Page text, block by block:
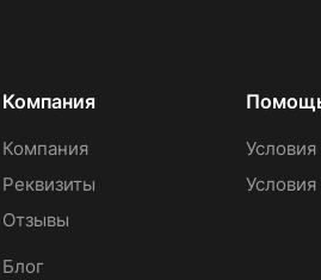
Компания
Компания
Реквизиты
Отзывы
Блог
Условия